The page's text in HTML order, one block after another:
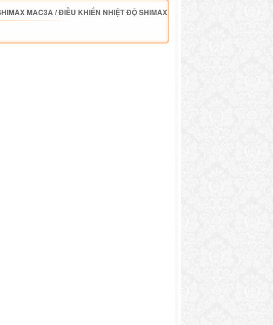
MAC3A/ĐIỀU KHIỂN NHIỆT ĐỘ SHIMAX